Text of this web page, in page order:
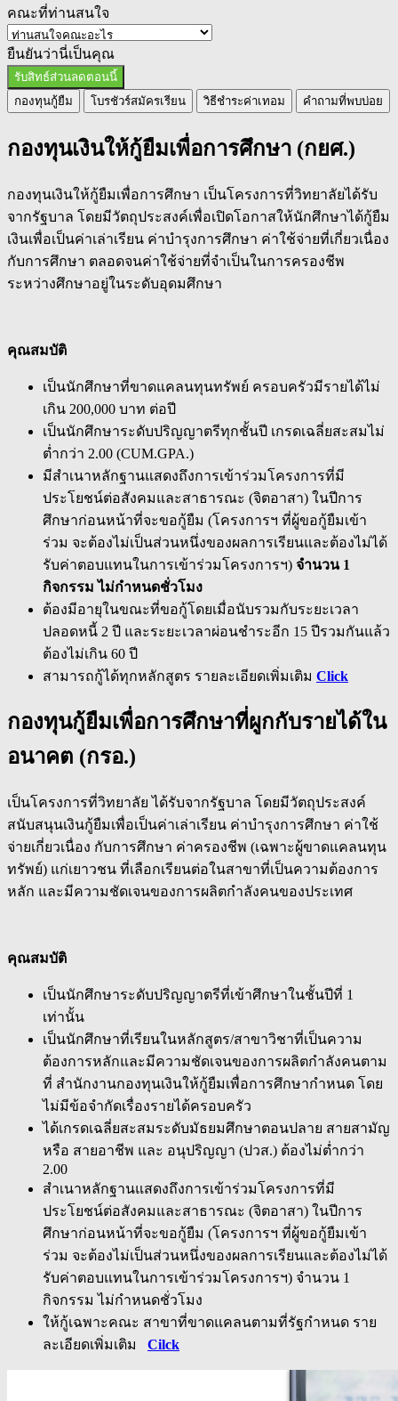
คณะที่ท่านสนใจ
ยืนยันว่านี่เป็นคุณ
รับสิทธ์ส่วนลดตอนนี้
กองทุนกู้ยืม
โบรชัวร์สมัครเรียน วิธีชำระค่าเทอม คำถามที่พบบ่อย
กองทุนเงินให้กู้ยืมเพื่อการศึกษา (กยศ.)
กองทุนเงินให้กู้ยืมเพื่อการศึกษา เป็นโครงการที่วิทยาลัยได้รับ
จากรัฐบาล โดยมีวัตถุประสงค์เพื่อเปิดโอกาสให้นักศึกษาได้กู้ยืม
เงินเพื่อเป็นค่าเล่าเรียน ค่าบำรุงการศึกษา ค่าใช้จ่ายที่เกี่ยวเนื่อง
กับการศึกษา ตลอดจนค่าใช้จ่ายที่จำเป็นในการครองชีพ
ระหว่างศึกษาอยู่ในระดับอุดมศึกษา
คุณสมบัติ
เป็นนักศึกษาที่ขาดแคลนทุนทรัพย์ ครอบครัวมีรายได้ไม่
เกิน 200,000 บาท ต่อปี
เป็นนักศึกษาระดับปริญญาตรีทุกชั้นปี เกรดเฉลี่ยสะสมไม่
ต่ำกว่า 2.00 (CUM.GPA.)
มีสำเนาหลักฐานแสดงถึงการเข้าร่วมโครงการที่มี
ประโยชน์ต่อสังคมและสาธารณะ (จิตอาสา) ในปีการ
ศึกษาก่อนหน้าที่จะขอกู้ยืม (โครงการฯ ที่ผู้ขอกู้ยืมเข้า
ร่วม จะต้องไม่เป็นส่วนหนึ่งของผลการเรียนและต้องไม่ได้
รับค่าตอบแทนในการเข้าร่วมโครงการฯ) จำนวน 1
กิจกรรม ไม่กำหนดชั่วโมง
ต้องมีอายุในขณะที่ขอกู้โดยเมื่อนับรวมกับระยะเวลา
ปลอดหนี้ 2 ปี และระยะเวลาผ่อนชำระอีก 15 ปีรวมกันแล้ว
ต้องไม่เกิน 60 ปี
สามารถกู้ได้ทุกหลักสูตร รายละเอียดเพิ่มเติม Click
กองทุนกู้ยืมเพื่อการศึกษาที่ผูกกับรายได้ใน
อนาคต (กรอ.)
เป็นโครงการที่วิทยาลัย ได้รับจากรัฐบาล โดยมีวัตถุประสงค์
สนับสนุนเงินกู้ยืมเพื่อเป็นค่าเล่าเรียน ค่าบำรุงการศึกษา ค่าใช้
จ่ายเกี่ยวเนื่อง กับการศึกษา ค่าครองชีพ (เฉพาะผู้ขาดแคลนทุน
ทรัพย์) แก่เยาวชน ที่เลือกเรียนต่อในสาขาที่เป็นความต้องการ
หลัก และมีความชัดเจนของการผลิตกำลังคนของประเทศ
คุณสมบัติ
เป็นนักศึกษาระดับปริญญาตรีที่เข้าศึกษาในชั้นปีที่ 1
เท่านั้น
เป็นนักศึกษาที่เรียนในหลักสูตร/สาขาวิชาที่เป็นความ
ต้องการหลักและมีความชัดเจนของการผลิตกำลังคนตาม
ที่ สำนักงานกองทุนเงินให้กู้ยืมเพื่อการศึกษากำหนด โดย
ไม่มีข้อจำกัดเรื่องรายได้ครอบครัว
ได้เกรดเฉลี่ยสะสมระดับมัธยมศึกษาตอนปลาย สายสามัญ
หรือ สายอาชีพ และ อนุปริญญา (ปวส.) ต้องไม่ต่ำกว่า
2.00
สำเนาหลักฐานแสดงถึงการเข้าร่วมโครงการที่มี
ประโยชน์ต่อสังคมและสาธารณะ (จิตอาสา) ในปีการ
ศึกษาก่อนหน้าที่จะขอกู้ยืม (โครงการฯ ที่ผู้ขอกู้ยืมเข้า
ร่วม จะต้องไม่เป็นส่วนหนึ่งของผลการเรียนและต้องไม่ได้
รับค่าตอบแทนในการเข้าร่วมโครงการฯ) จำนวน 1
กิจกรรม ไม่กำหนดชั่วโมง
ให้กู้เฉพาะคณะ สาขาที่ขาดแคลนตามที่รัฐกำหนด ราย
ละเอียดเพิ่มเติม Cilck